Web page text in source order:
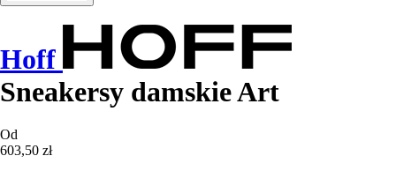
Hoff
Sneakersy damskie Art
Od
603,50 zł